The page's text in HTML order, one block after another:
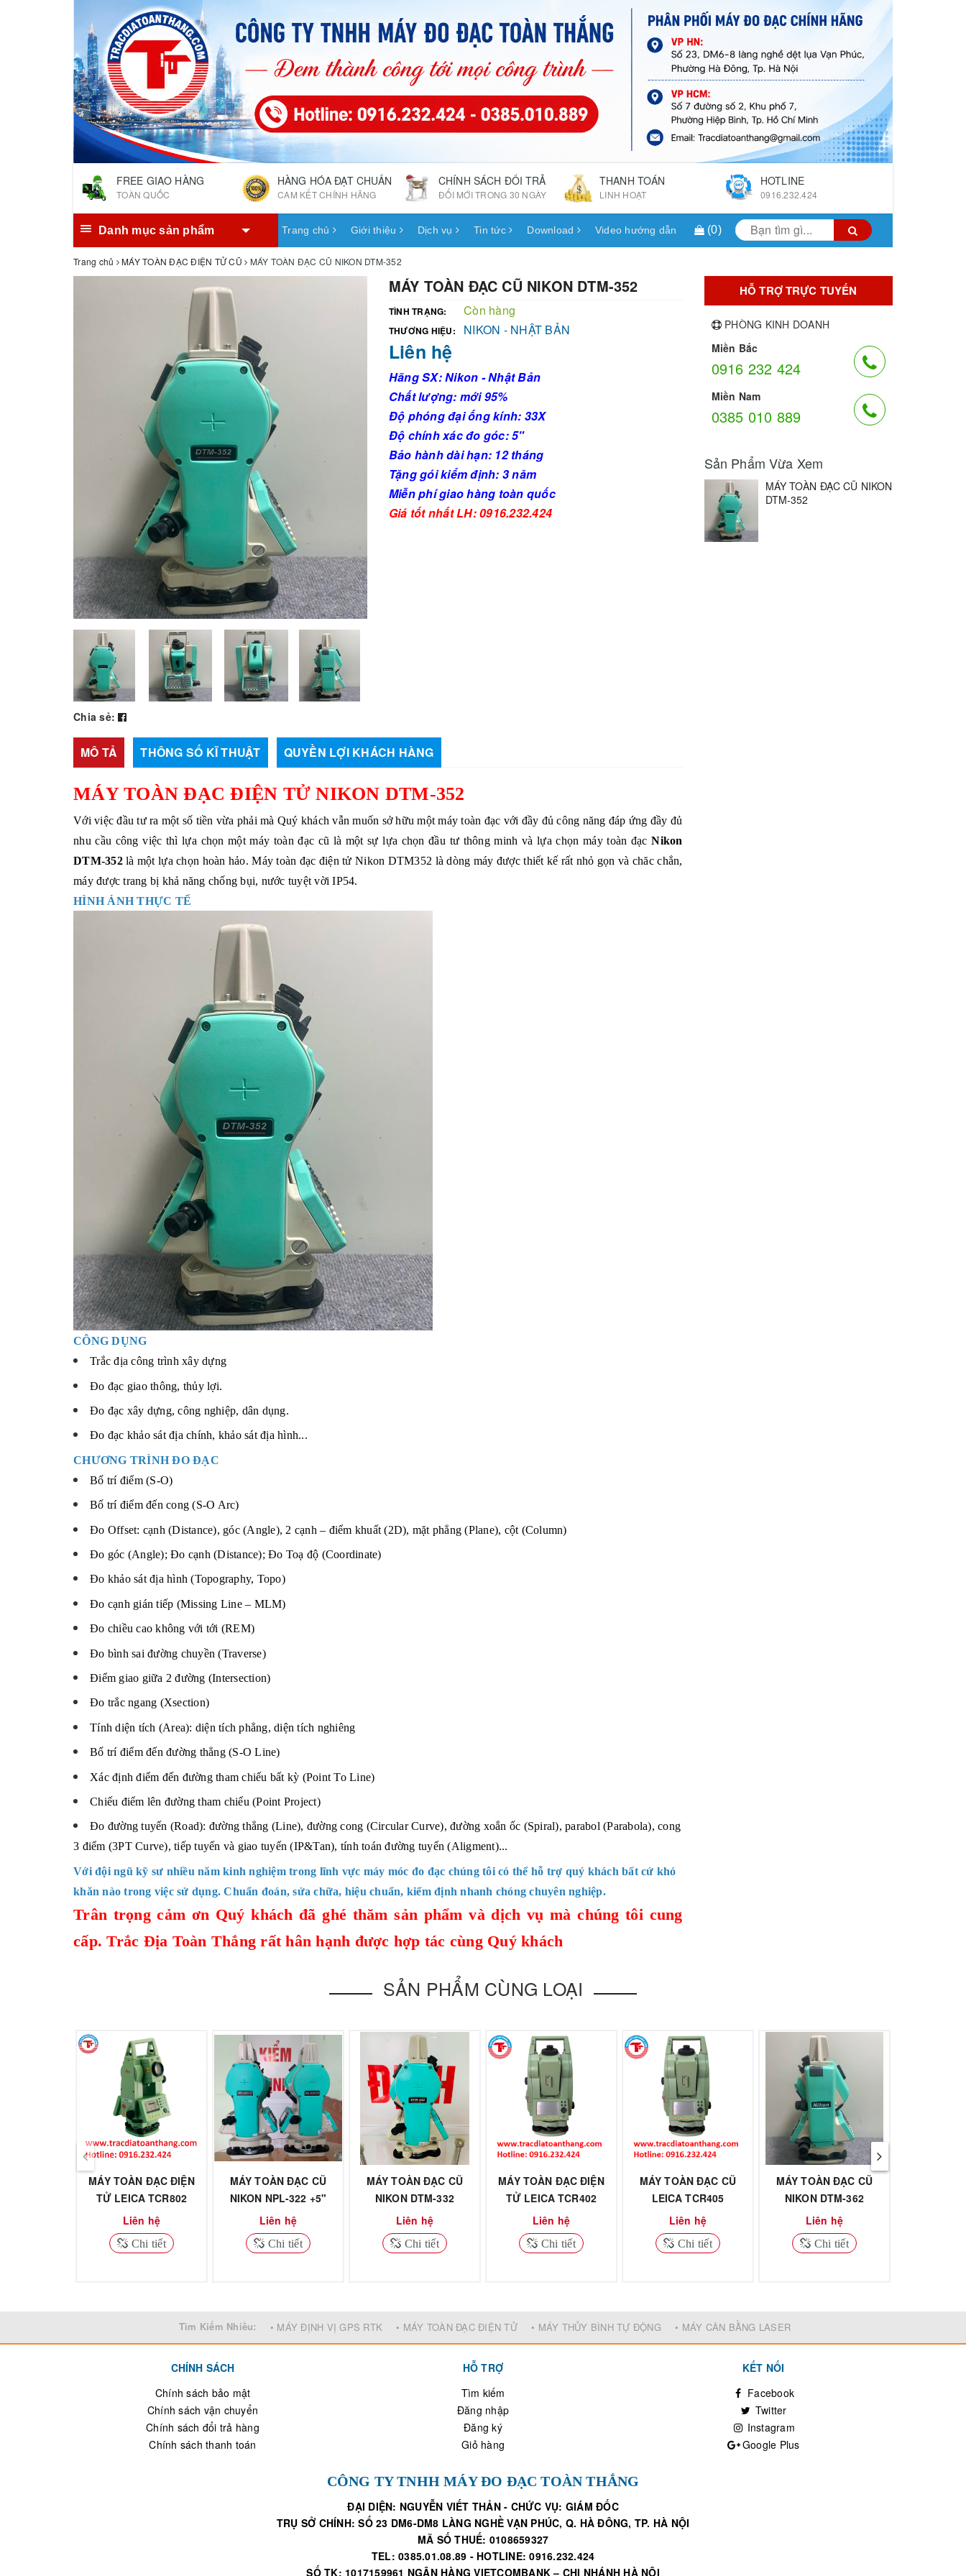
FREE GIAO HÀNG
TOÀN QUỐC
HÀNG HÓA ĐẠT CHUẨN
CAM KẾT CHÍNH HÃNG
CHÍNH SÁCH ĐỔI TRẢ
ĐỔI MỚI TRONG 30 NGÀY
THANH TOÁN
LINH HOẠT
HOTLINE
0916.232.424
Danh mục sản phẩm Trang chủ Giới thiệu Dịch vụ Tin tức Download Video hướng dẫn (0)
Trang chủ MÁY TOÀN ĐẠC ĐIỆN TỬ CŨ MÁY TOÀN ĐẠC CŨ NIKON DTM-352
Chia sẻ:
MÁY TOÀN ĐẠC CŨ NIKON DTM-352
TÌNH TRẠNG: Còn hàng
THƯƠNG HIỆU: NIKON - NHẬT BẢN
Liên hệ
Hãng SX: Nikon - Nhật Bản
Chất lượng: mới 95%
Độ phóng đại ống kính: 33X
Độ chính xác đo góc: 5"
Bảo hành dài hạn: 12 tháng
Tặng gói kiểm định: 3 năm
Miễn phí giao hàng toàn quốc
Giá tốt nhất LH: 0916.232.424
MÔ TẢ THÔNG SỐ KĨ THUẬT QUYỀN LỢI KHÁCH HÀNG
MÁY TOÀN ĐẠC ĐIỆN TỬ NIKON DTM-352
Với việc đầu tư ra một số tiền vừa phải mà Quý khách vẫn muốn sở hữu một máy toàn đạc với đầy đủ công năng đáp ứng đầy đủ
nhu cầu công việc thì lựa chọn mộtmáy toàn đạc cũ là một sự lựa chọn đầu tư thông minh và lựa chọn máy toàn đạcNikon
DTM-352là một lựa chọn hoàn hảo.Máy toàn đạc điện tử Nikon DTM352 là dòng máy được thiết kế rất nhỏ gọn và chăc chắn,
máy được trang bị khả năng chống bụi, nước tuyệt vời IP54.
HÌNH ẢNH THỰC TẾ
CÔNG DỤNG
Trắc địa công trình xây dựng
Đo đạc giao thông, thủy lợi.
Đo đạc xây dựng, công nghiệp, dân dụng.
Đo đạc khảo sát địa chính, khảo sát địa hình...
CHƯƠNG TRÌNH ĐO ĐẠC
Bố trí điểm (S-O)
Bố trí điểm đến cong (S-O Arc)
Đo Offset: cạnh (Distance), góc (Angle), 2 cạnh – điểm khuất (2D), mặt phẳng (Plane), cột (Column)
Đo góc (Angle); Đo cạnh (Distance); Đo Toạ độ (Coordinate)
Đo khảo sát địa hình (Topography, Topo)
Đo cạnh gián tiếp (Missing Line – MLM)
Đo chiều cao không với tới (REM)
Đo bình sai đường chuyền (Traverse)
Điểm giao giữa 2 đường (Intersection)
Đo trắc ngang (Xsection)
Tính diện tích (Area): diện tích phẳng, diện tích nghiêng
Bố trí điểm đến đường thẳng (S-O Line)
Xác định điểm đến đường tham chiếu bất kỳ (Point To Line)
Chiếu điểm lên đường tham chiếu (Point Project)
Đo đường tuyến (Road): đường thẳng (Line), đường cong (Circular Curve), đường xoắn ốc (Spiral), parabol (Parabola), cong
3 điểm (3PT Curve), tiếp tuyến và giao tuyến (IP&Tan), tính toán đường tuyến (Aligment)...
Với đội ngũ kỹ sư nhiều năm kinh nghiệm trong lĩnh vực máy móc đo đạc chúng tôi có thể hỗ trợ quý khách bất cứ khó
khăn nào trong việc sử dụng. Chuẩn đoán, sửa chữa, hiệu chuẩn, kiểm định nhanh chóng chuyên nghiệp.
Trân trọng cảm ơn Quý khách đã ghé thăm sản phẩm và dịch vụ mà chúng tôi cung
cấp.Trắc Địa Toàn Thắng rất hân hạnh được hợp tác cùng Quý khách
HỖ TRỢ TRỰC TUYẾN
PHÒNG KINH DOANH
Miền Bắc
0916 232 424
Miền Nam
0385 010 889
Sản Phẩm Vừa Xem
MÁY TOÀN ĐẠC CŨ NIKON
DTM-352
SẢN PHẨM CÙNG LOẠI
MÁY TOÀN ĐẠC ĐIỆN
TỬ LEICA TCR802
Liên hệ
Chi tiết
MÁY TOÀN ĐẠC CŨ
NIKON NPL-322 +5"
Liên hệ
Chi tiết
MÁY TOÀN ĐẠC CŨ
NIKON DTM-332
Liên hệ
Chi tiết
MÁY TOÀN ĐẠC ĐIỆN
TỬ LEICA TCR402
Liên hệ
Chi tiết
MÁY TOÀN ĐẠC CŨ
LEICA TCR405
Liên hệ
Chi tiết
MÁY TOÀN ĐẠC CŨ
NIKON DTM-362
Liên hệ
Chi tiết
Tìm Kiếm Nhiều: • MÁY ĐỊNH VỊ GPS RTK • MÁY TOÀN ĐẠC ĐIỆN TỬ • MÁY THỦY BÌNH TỰ ĐỘNG • MÁY CÂN BẰNG LASER
CHÍNH SÁCH
Chính sách bảo mật
Chính sách vận chuyển
Chính sách đổi trả hàng
Chính sách thanh toán
HỖ TRỢ
Tìm kiếm
Đăng nhập
Đăng ký
Giỏ hàng
KẾT NỐI
Facebook
Twitter
Instagram
Google Plus
CÔNG TY TNHH MÁY ĐO ĐẠC TOÀN THẮNG
ĐẠI DIỆN: NGUYỄN VIẾT THẢN - CHỨC VỤ: GIÁM ĐỐC
TRỤ SỞ CHÍNH: SỐ 23 DM6-DM8 LÀNG NGHỀ VẠN PHÚC, Q. HÀ ĐÔNG, TP. HÀ NỘI
MÃ SỐ THUẾ: 0108659327
TEL: 0385.01.08.89 - HOTLINE: 0916.232.424
SỐ TK: 1017159961 NGÂN HÀNG VIETCOMBANK – CHI NHÁNH HÀ NỘI